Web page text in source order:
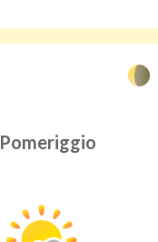
Pomeriggio